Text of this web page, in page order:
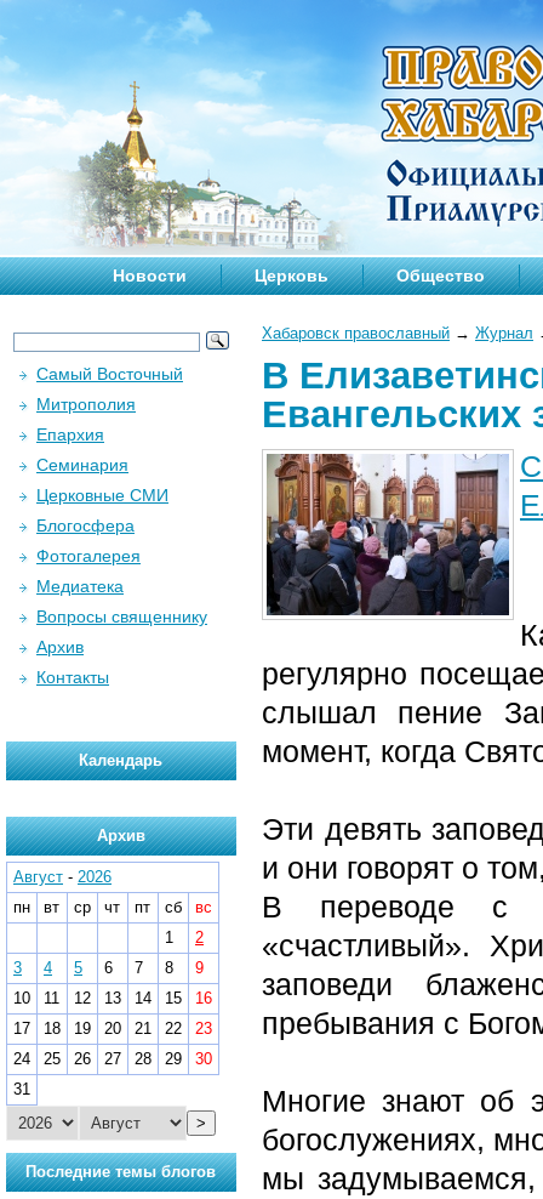
Новости Церковь Общество
Хабаровск православный → Журнал
В
Евангельских
регулярно
слышал пение
момент, когда
Эти девять
и они говорят о
В переводе с
«счастливый».
заповеди
пребывания с
Многие знают об
богослужениях,
мы
Самый Восточный
Митрополия
Епархия
Семинария
Церковные СМИ
Блогосфера
Фотогалерея
Медиатека
Вопросы священнику
Архив
Контакты
Календарь
Архив
Август - 2026
пн
вт ср чт пт сб
вс
1
2
3
4 5 6 7 8
9
10
11 12 13 14 15
16
17
18 19 20 21 22
23
24
25 26 27 28 29
30
31
>
Последние темы блогов